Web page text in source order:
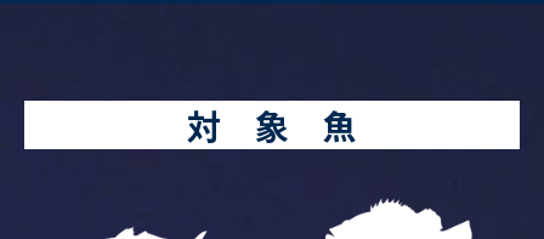
対 象 魚